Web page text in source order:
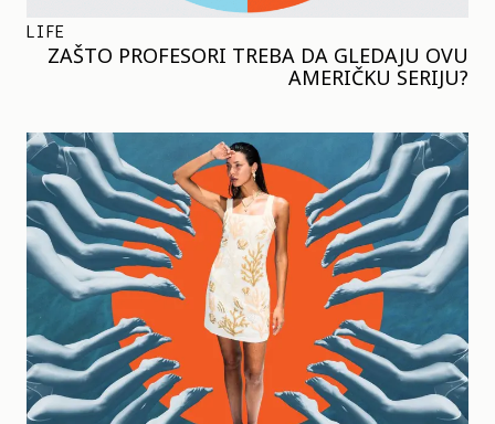
LIFE
ZAŠTO PROFESORI TREBA DA GLEDAJU OVU
AMERIČKU SERIJU?